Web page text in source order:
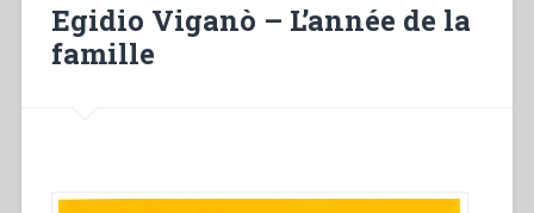
Egidio Viganò – L’année de la
famille